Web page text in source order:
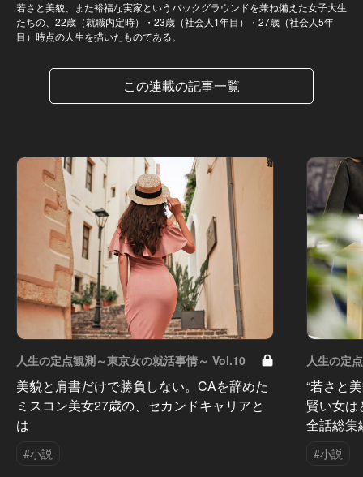
若さと美貌、また裕福な実家というバックグラウンドを兼ね備えた女子大生
たちの、22歳（就職内定時）・23歳（社会人1年目）・27歳（社会人5年
目）時点の人生を描いたものである。
この連載の記事一覧
人生の定点観測～東京女の就活事情～ Vol.10
美貌と肩書だけで勝負しない。CAを辞めた
ミスコン美女27歳の、セカンドキャリアと
は
#小説
人生の定
“若さと
賢い女
全話総集
#小説